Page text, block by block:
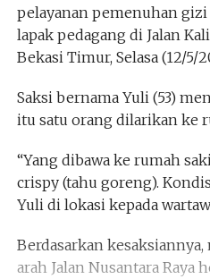
pelayanan pemenuhan gizi
lapak pedagang di Jalan
Bekasi Timur, Selasa (12/5/
Saksi bernama Yuli (53)
itu satu orang dilarikan ke
“Yang dibawa ke rumah
crispy (tahu goreng).
Yuli di lokasi kepada
Berdasarkan
arah Jalan Nusantara Raya